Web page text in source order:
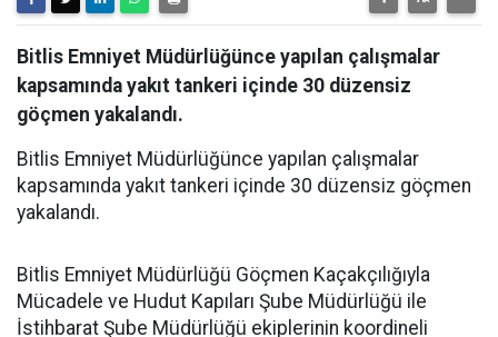
Bitlis Emniyet Müdürlüğünce yapılan çalışmalar
kapsamında yakıt tankeri içinde 30 düzensiz
göçmen yakalandı.
Bitlis Emniyet Müdürlüğünce yapılan çalışmalar
kapsamında yakıt tankeri içinde 30 düzensiz göçmen
yakalandı.
Bitlis Emniyet Müdürlüğü Göçmen Kaçakçılığıyla
Mücadele ve Hudut Kapıları Şube Müdürlüğü ile
İstihbarat Şube Müdürlüğü ekiplerinin koordineli